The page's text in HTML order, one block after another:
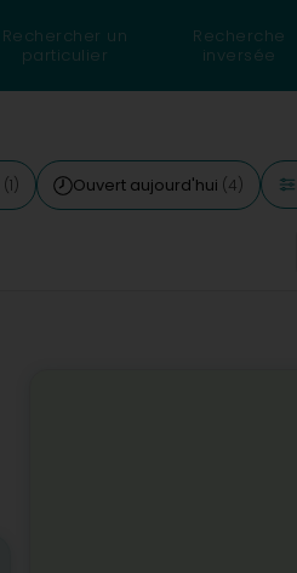
Rechercher un
particulier
Recherche
inversée
(1) Ouvert aujourd'hui (4)